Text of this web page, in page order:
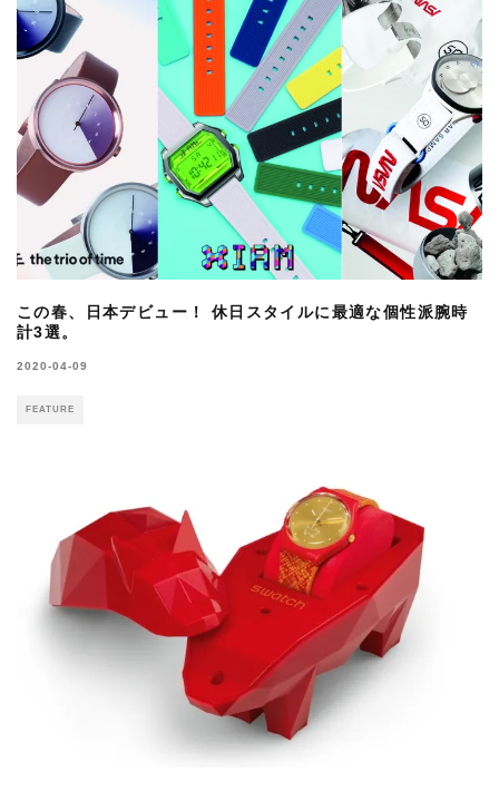
この春、日本デビュー！ 休日スタイルに最適な個性派腕時
計3選。
2020-04-09
FEATURE